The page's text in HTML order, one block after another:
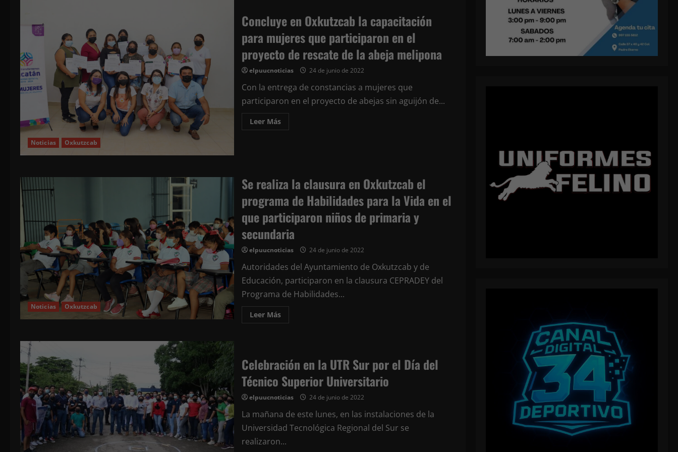
comisaría
de
Yotholín,
en
el
arranque
de
su
fiesta
Noticias Oxkutzcab
Concluye en Oxkutzcab la capacitación
para mujeres que participaron en el
proyecto de rescate de la abeja melipona
elpuucnoticias 24 de junio de 2022
Con la entrega de constancias a mujeres que
participaron en el proyecto de abejas sin aguijón de...
Leer MásLeer
más
capacitación
para
mujeres
que
participaron
en
el
proyecto
de
rescate
de
la
abeja
melipona
Noticias Oxkutzcab
Se realiza la clausura en Oxkutzcab el
programa de Habilidades para la Vida en el
que participaron niños de primaria y
secundaria
elpuucnoticias 24 de junio de 2022
Autoridades del Ayuntamiento de Oxkutzcab y de
Educación, participaron en la clausura CEPRADEY del
Programa de Habilidades...
Leer MásLeer
más
clausura
en
Oxkutzcab
el
programa
de
para
la
Vida
en
el
Celebración en la UTR Sur por el Día del
Técnico Superior Universitario
elpuucnoticias 24 de junio de 2022
La mañana de este lunes, en las instalaciones de la
Universidad Tecnológica Regional del Sur se
realizaron...